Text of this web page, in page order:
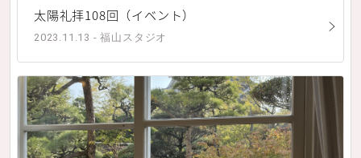
太陽礼拝108回（イベント）
2023.11.13 - 福山スタジオ